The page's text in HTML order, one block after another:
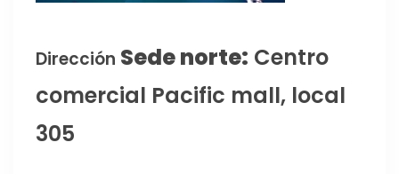
Dirección Sede norte: Centro
comercial Pacific mall, local
305